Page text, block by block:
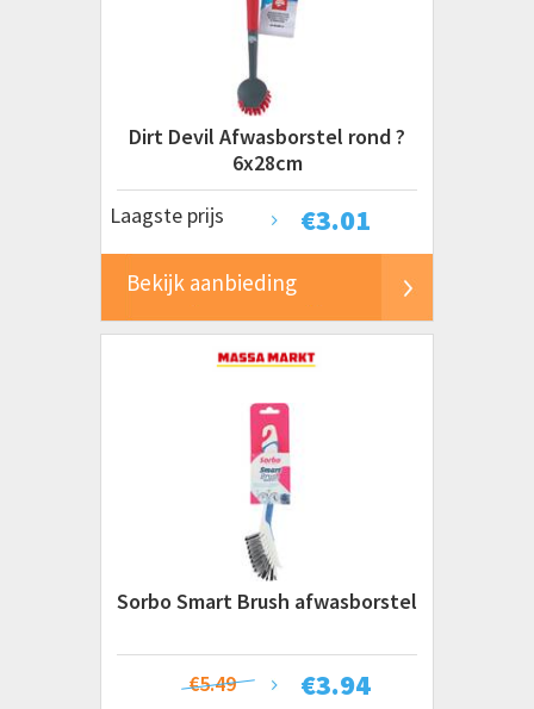
Dirt Devil Afwasborstel rond ?
6x28cm
€3.01
Laagste prijs
Bekijk aanbieding
Sorbo Smart Brush afwasborstel
€3.94
€5.49